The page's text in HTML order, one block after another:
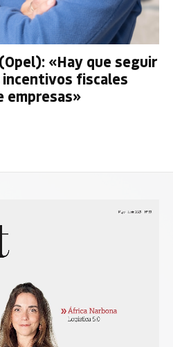
«Hay que seguir
incentivos fiscales
empresas»